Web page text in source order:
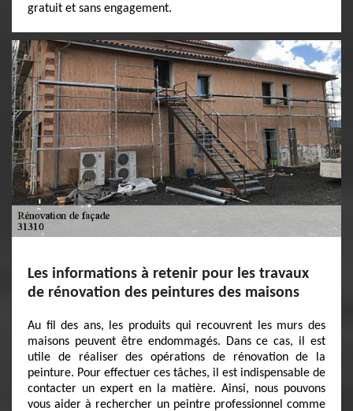
gratuit et sans engagement.
Les informations à retenir pour les travaux
de rénovation des peintures des maisons
Au fil des ans, les produits qui recouvrent les murs des
maisons peuvent être endommagés. Dans ce cas, il est
utile de réaliser des opérations de rénovation de la
peinture. Pour effectuer ces tâches, il est indispensable de
contacter un expert en la matière. Ainsi, nous pouvons
vous aider à rechercher un peintre professionnel comme